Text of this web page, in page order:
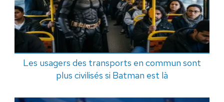
Les usagers des transports en commun sont
plus civilisés si Batman est là